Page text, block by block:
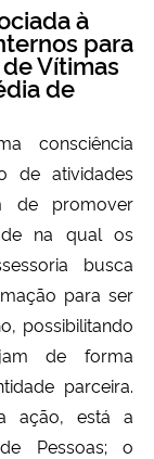
à
para
Vítimas
de
consciência
de atividades
de promover
na qual os
busca
para ser
possibilitando
de forma
parceira.
ação, está a
Pessoas; o